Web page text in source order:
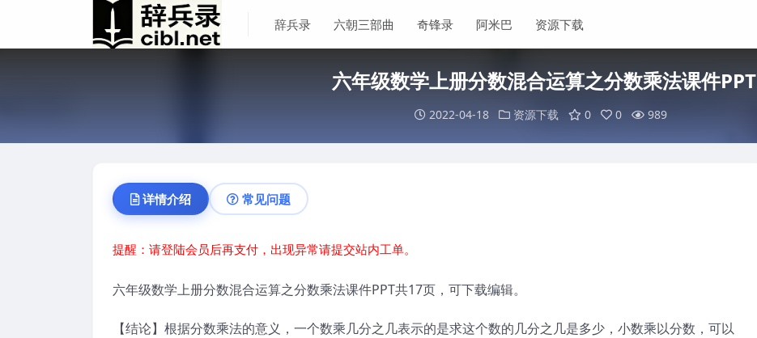
辞兵录 六朝三部曲 奇锋录 阿米巴 资源下载
六年级数学上册分数混合运算之分数乘法课件PPT
2022-04-18 资源下载 0 0 989
详情介绍 常见问题
提醒：请登陆会员后再支付，出现异常请提交站内工单。
六年级数学上册分数混合运算之分数乘法课件PPT共17页，可下载编辑。
【结论】根据分数乘法的意义，一个数乘几分之几表示的是求这个数的几分之几是多少，小数乘以分数，可以